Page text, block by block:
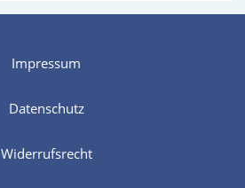
Impressum
Datenschutz
Widerrufsrecht